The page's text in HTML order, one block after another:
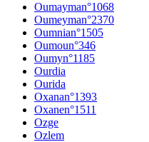
Oumayman°1068
Oumeyman°2370
Oumnian°1505
Oumoun°346
Oumyn°1185
Ourdia
Ourida
Oxanan°1393
Oxanen°1511
Ozge
Ozlem